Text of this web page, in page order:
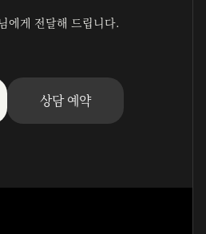
에게 전달해 드립니다.
상담 예약